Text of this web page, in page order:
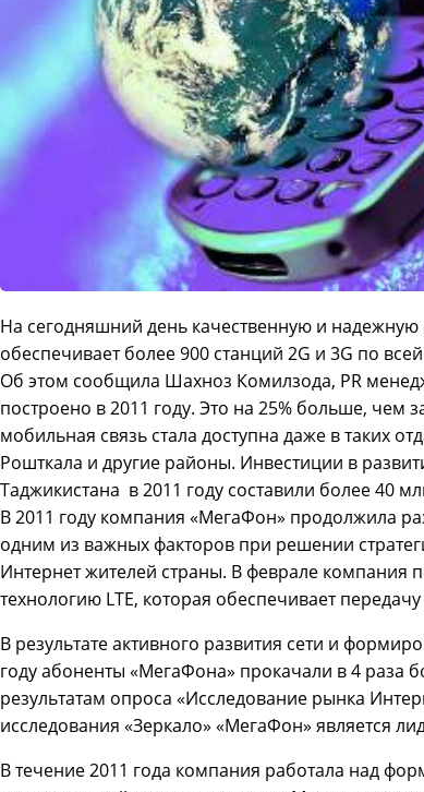
На сегодняшний день качественную и
обеспечивает более 900 станций 2G и 3G по
Об этом сообщила Шахноз Комилзода, PR
построено в 2011 году. Это на 25% больше, чем
мобильная связь стала доступна даже в таких
Рошткала и другие районы. Инвестиции в
Таджикистана в 2011 году составили более 40
В 2011 году компания «МегаФон» продолжила
одним из важных факторов при решении
Интернет жителей страны. В феврале компания
технологию LTE, которая обеспечивает
В результате активного развития сети и
году абоненты «МегаФона» прокачали в 4 раза
результатам опроса «Исследование рынка
исследования «Зеркало» «МегаФон» является
В течение 2011 года компания работала над